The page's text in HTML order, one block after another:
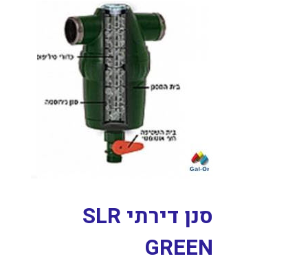
סנן דירתי SLR
GREEN